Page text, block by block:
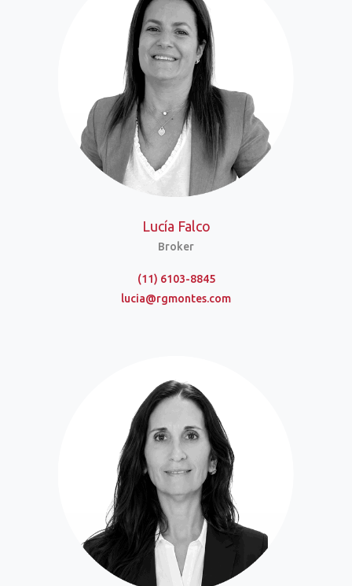
Lucía Falco
Broker
(11) 6103-8845
lucia@rgmontes.com